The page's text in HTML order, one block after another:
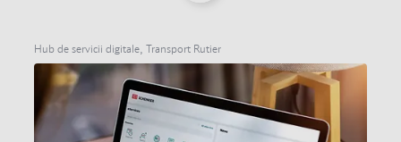
Hub de servicii digitale, Transport Rutier